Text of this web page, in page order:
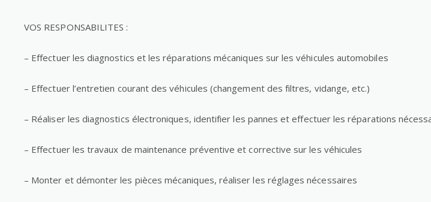
VOS RESPONSABILITES :
– Effectuer les diagnostics et les réparations mécaniques sur les véhicules automobiles
– Effectuer l’entretien courant des véhicules (changement des filtres, vidange, etc.)
– Réaliser les diagnostics électroniques, identifier les pannes et effectuer les réparations
– Effectuer les travaux de maintenance préventive et corrective sur les véhicules
– Monter et démonter les pièces mécaniques, réaliser les réglages nécessaires